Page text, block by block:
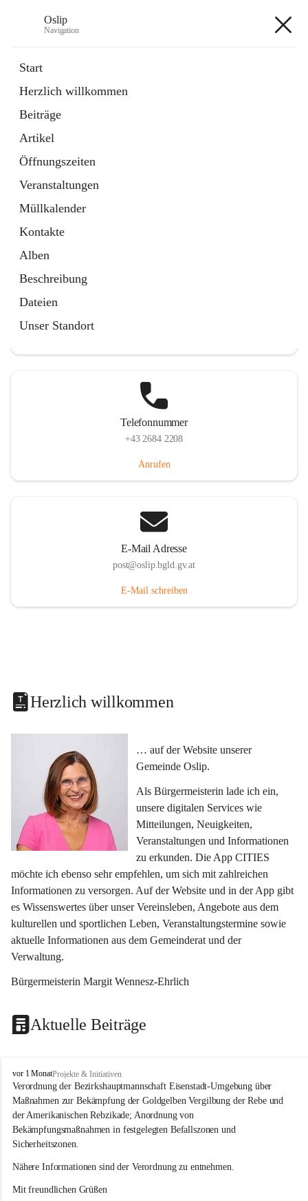
Oslip
Navigation
Start
Herzlich willkommen
Beiträge
Artikel
Öffnungszeiten
Veranstaltungen
Müllkalender
Kontakte
Alben
Beschreibung
Dateien
Unser Standort
Externe Webseite
in
Tab
Bundeskanzleramt Österreich
Externe Webseite
öffnet
in
neuem
Tab
Telefonnummer
+43 2684 2208
Anrufen
E-Mail Adresse
post@oslip.bgld.gv.at
E-Mail schreiben
Herzlich willkommen
… auf der Website unserer
Gemeinde Oslip.
Als Bürgermeisterin lade ich ein,
unsere digitalen Services wie
Mitteilungen, Neuigkeiten,
Veranstaltungen und Informationen
zu erkunden. Die App CITIES
möchte ich ebenso sehr empfehlen, um sich mit zahlreichen
Informationen zu versorgen. Auf der Website und in der App gibt
es Wissenswertes über unser Vereinsleben, Angebote aus dem
kulturellen und sportlichen Leben, Veranstaltungstermine sowie
aktuelle Informationen aus dem Gemeinderat und der
Verwaltung.
Bürgermeisterin Margit Wennesz-Ehrlich
Aktuelle Beiträge
O
s
l
i
p
vor 1 MonatProjekte & Initiativen
Verordnung der Bezirkshauptmannschaft Eisenstadt-Umgebung über
Maßnahmen zur Bekämpfung der Goldgelben Vergilbung der Rebe und
der Amerikanischen Rebzikade; Anordnung von
Bekämpfungsmaßnahmen in festgelegten Befallszonen und
Sicherheitszonen.
Nähere Informationen sind der Verordnung zu entnehmen.
Mit freundlichen Grüßen